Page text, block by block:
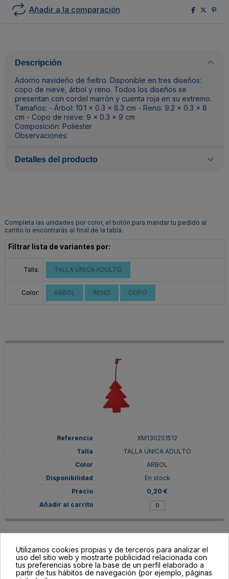
Añadir a la comparación
Descripción
Adorno navideño de fieltro. Disponible en tres diseños:
copo de nieve, árbol y reno. Todos los diseños se
presentan con cordel marrón y cuenta roja en su extremo.
Tamaños: - Árbol: 10.1 x 0.3 x 8.3 cm - Reno: 9.2 x 0.3 x 8
cm - Copo de nieve: 9 x 0.3 x 9 cm
Composición: Poliéster
Observaciones:
Detalles del producto
Completa las unidades por color, el botón para mandar tu pedido al
carrito lo encontrarás al final de la tabla.
Filtrar lista de variantes por:
Talla: TALLA ÚNICA ADULTO
Color: ARBOL RENO COPO
XM1302S1512
TALLA ÚNICA ADULTO
ARBOL
En stock
0,20 €
Utilizamos cookies propias y de terceros para analizar el
uso del sitio web y mostrarte publicidad relacionada con
tus preferencias sobre la base de un perfil elaborado a
partir de tus hábitos de navegación (por ejemplo, páginas